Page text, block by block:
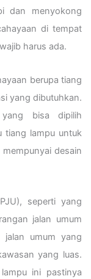
dan menyokong
di tempat
harus ada.
berupa tiang
yang dibutuhkan.
bisa dipilih
tiang lampu untuk
desain
seperti yang
jalan umum
jalan umum yang
yang luas.
ini pastinya